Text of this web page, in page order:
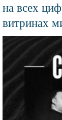
на всех
витринах
изображения